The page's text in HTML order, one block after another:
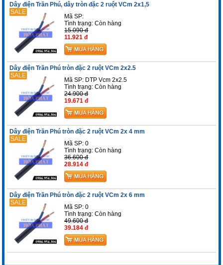
Dây điện Trần Phú, dây tròn đặc 2 ruột VCm 2x1,5
SALE
Mã SP:
Tình trạng:Còn hàng
15.090 đ
11.921 đ
Dây điện Trần Phú tròn đặc 2 ruột VCm 2x2.5
SALE
Mã SP: DTP Vcm 2x2.5
Tình trạng:Còn hàng
24.900 đ
19.671 đ
Dây điện Trần Phú tròn đặc 2 ruột VCm 2x 4 mm
SALE
Mã SP: 0
Tình trạng:Còn hàng
36.600 đ
28.914 đ
Dây điện Trần Phú tròn đặc 2 ruột VCm 2x 6 mm
SALE
Mã SP: 0
Tình trạng:Còn hàng
49.600 đ
39.184 đ